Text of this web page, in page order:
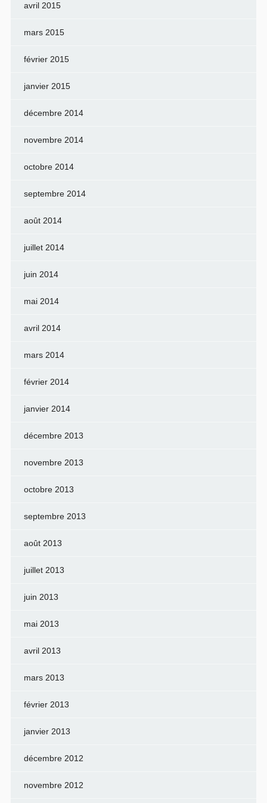
avril 2015
mars 2015
février 2015
janvier 2015
décembre 2014
novembre 2014
octobre 2014
septembre 2014
août 2014
juillet 2014
juin 2014
mai 2014
avril 2014
mars 2014
février 2014
janvier 2014
décembre 2013
novembre 2013
octobre 2013
septembre 2013
août 2013
juillet 2013
juin 2013
mai 2013
avril 2013
mars 2013
février 2013
janvier 2013
décembre 2012
novembre 2012